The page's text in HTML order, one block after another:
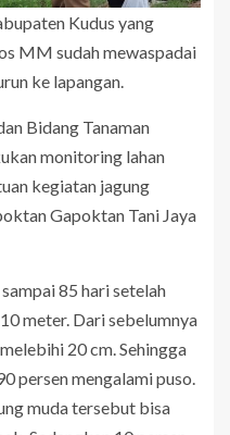
Kudus yang
MM sudah mewaspadai
ke lapangan.
Bidang Tanaman
monitoring lahan
kegiatan jagung
Gapoktan Tani Jaya
85 hari setelah
meter. Dari sebelumnya
20 cm. Sehingga
persen mengalami puso.
muda tersebut bisa